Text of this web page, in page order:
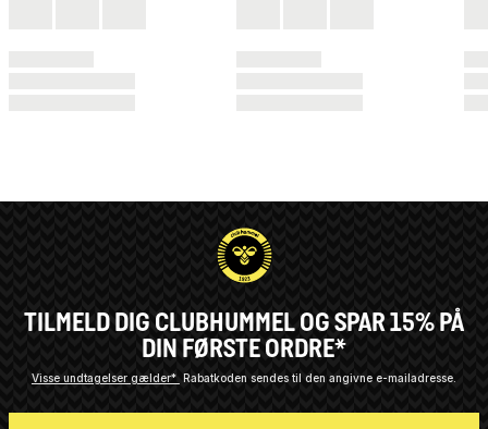
TILMELD DIG CLUBHUMMEL OG SPAR 15% PÅ
DIN FØRSTE ORDRE*
Visse undtagelser gælder* Rabatkoden sendes til den angivne e-mailadresse.